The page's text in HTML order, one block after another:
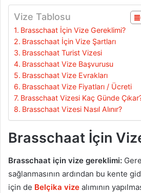
Vize Tablosu
Brasschaat İçin Vize Gereklimi?
Brasschaat İçin Vize Şartları
Brasschaat Turist Vizesi
Brasschaat Vize Başvurusu
Brasschaat Vize Evrakları
Brasschaat Vize Fiyatları / Ücreti
Brasschaat Vizesi Kaç Günde
Brasschaat Vizesi Nasıl Alınır?
Brasschaat İçin
Brasschaat için vize gereklimi:
sağlanmasının ardından bu kente
için de Belçika vize alımının